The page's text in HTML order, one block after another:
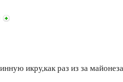
икру,как раз из за